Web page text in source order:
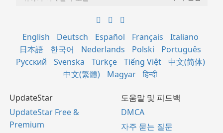
English Deutsch Español Français
Italiano
日本語
한국어 Nederlands Polski
Português
Русский
Svenska Türkçe Tiếng Việt
中文(简体)
中文(繁體)
Magyar हिन्दी
UpdateStar
UpdateStar Free &
Premium
도움말 및 피드백
DMCA
자주 묻는 질문